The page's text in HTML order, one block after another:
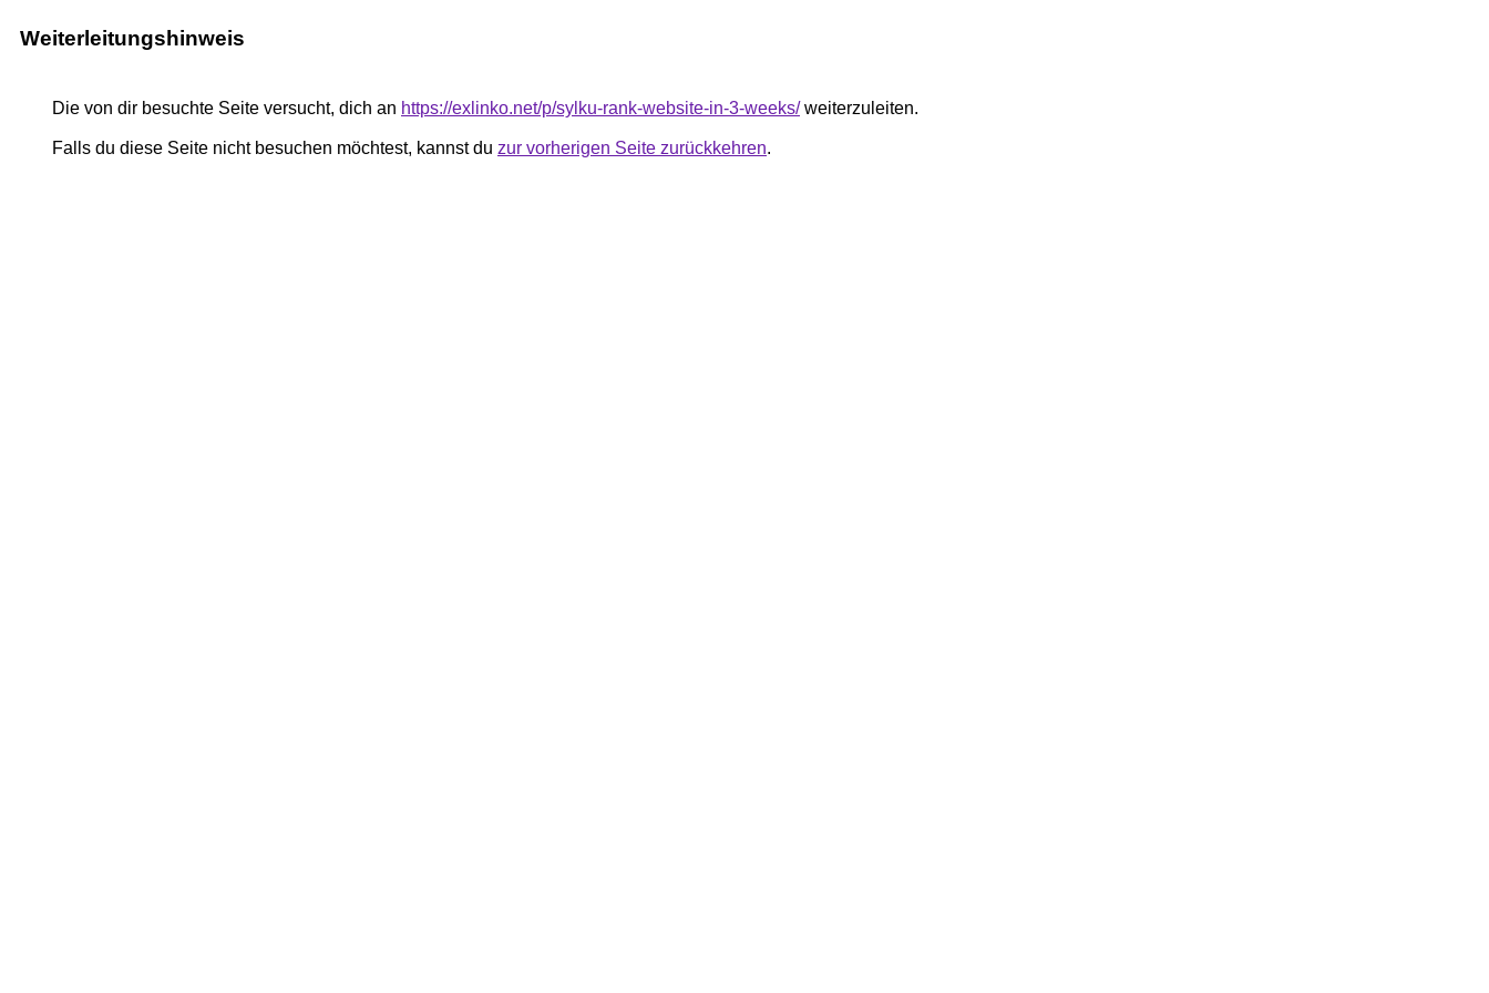
Weiterleitungshinweis
Die von dir besuchte Seite versucht, dich an https://exlinko.net/p/sylku-rank-website-in-3-weeks/weiterzuleiten.
Falls du diese Seite nicht besuchen möchtest, kannst du zur vorherigen Seite zurückkehren.